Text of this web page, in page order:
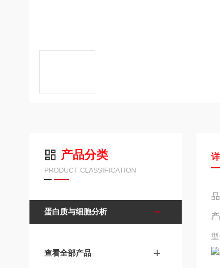
产品分类
PRODUCT CLASSIFICATION
蛋白质与细胞分析
查看全部产品